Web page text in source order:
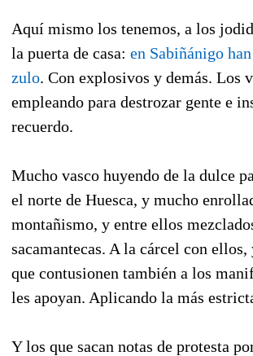
Aquí mismo los tenemos, a los
la puerta de casa: en Sabiñánigo
zulo. Con explosivos y demás. Los
empleando para destrozar gente e
recuerdo.
Mucho vasco huyendo de la dulce
el norte de Huesca, y mucho
montañismo, y entre ellos
sacamantecas. A la cárcel con
que contusionen también a los
les apoyan. Aplicando la más
Y los que sacan notas de protesta